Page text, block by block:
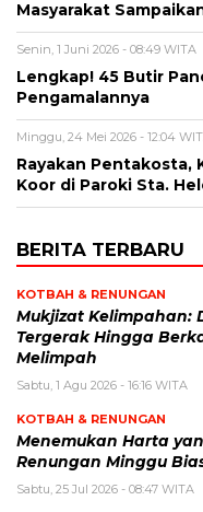
Masyarakat
Senin, 1 Juni 2026 - 08:49 WITA
Lengkap! 45 Butir
Pengamalannya
Minggu, 24 Mei 2026 - 12:04
Rayakan Pentakosta,
Koor di Paroki Sta.
BERITA TERBARU
KOTBAH & RENUNGAN
Mukjizat Kelimpahan:
Tergerak Hingga
Melimpah
Sabtu, 1 Agu 2026 - 16:16 WITA
KOTBAH & RENUNGAN
Menemukan Harta
Renungan Minggu
Sabtu, 25 Jul 2026 - 08:47 WITA